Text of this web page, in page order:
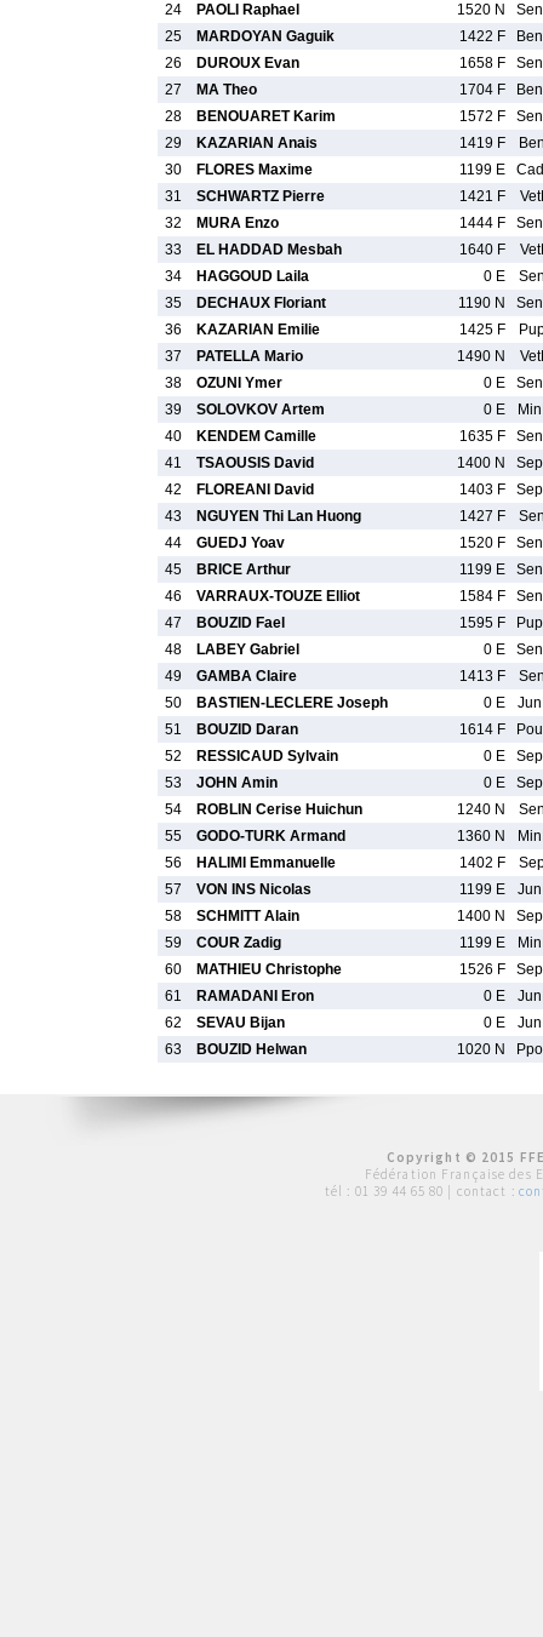
24
PAOLI Raphael 1520 N
25
MARDOYAN Gaguik 1422 F
26
DUROUX Evan 1658 F
27
MA Theo 1704 F
28
BENOUARET Karim 1572 F
29
KAZARIAN Anais 1419 F
30
FLORES Maxime 1199 E
31
SCHWARTZ Pierre 1421 F
32
MURA Enzo 1444 F
33
EL HADDAD Mesbah 1640 F
34
HAGGOUD Laila 0 E
35
DECHAUX Floriant 1190 N
36
KAZARIAN Emilie 1425 F
37
PATELLA Mario 1490 N
38
OZUNI Ymer 0 E
39
SOLOVKOV Artem 0 E
40
KENDEM Camille 1635 F
41
TSAOUSIS David 1400 N
42
FLOREANI David 1403 F
43
NGUYEN Thi Lan Huong 1427 F
44
GUEDJ Yoav 1520 F
45
BRICE Arthur 1199 E
46
VARRAUX-TOUZE Elliot 1584 F
47
BOUZID Fael 1595 F
48
LABEY Gabriel 0 E
49
GAMBA Claire 1413 F
50
BASTIEN-LECLERE Joseph 0 E
51
BOUZID Daran 1614 F
52
RESSICAUD Sylvain 0 E
53
JOHN Amin 0 E
54
ROBLIN Cerise Huichun 1240 N
55
GODO-TURK Armand 1360 N
56
HALIMI Emmanuelle 1402 F
57
VON INS Nicolas 1199 E
58
SCHMITT Alain 1400 N
59
COUR Zadig 1199 E
60
MATHIEU Christophe 1526 F
61
RAMADANI Eron 0 E
62
SEVAU Bijan 0 E
63
BOUZID Helwan 1020 N
Copyright © 2015
Fédération Française des
tél : 01 39 44 65 80 | contact :